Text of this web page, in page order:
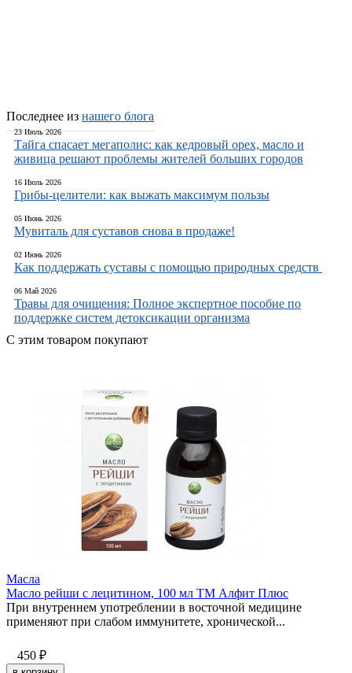
Последнее из нашего блога
23 Июль 2026
Тайга спасает мегаполис: как кедровый орех, масло и
живица решают проблемы жителей больших городов
16 Июль 2026
Грибы-целители: как выжать максимум пользы
05 Июнь 2026
Мувиталь для суставов снова в продаже!
02 Июнь 2026
Как поддержать суставы с помощью природных средств
06 Май 2026
Травы для очищения: Полное экспертное пособие по
поддержке систем детоксикации организма
С этим товаром покупают
Масла
Масло рейши с лецитином, 100 мл ТМ Алфит Плюс
При внутреннем употреблении в восточной медицине
применяют при слабом иммунитете, хронической...
450 ₽